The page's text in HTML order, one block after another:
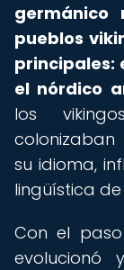
germánico
pueblos
principales:
el nórdico
los
colonizaban
su idioma,
lingüística
Con el
evolucionó